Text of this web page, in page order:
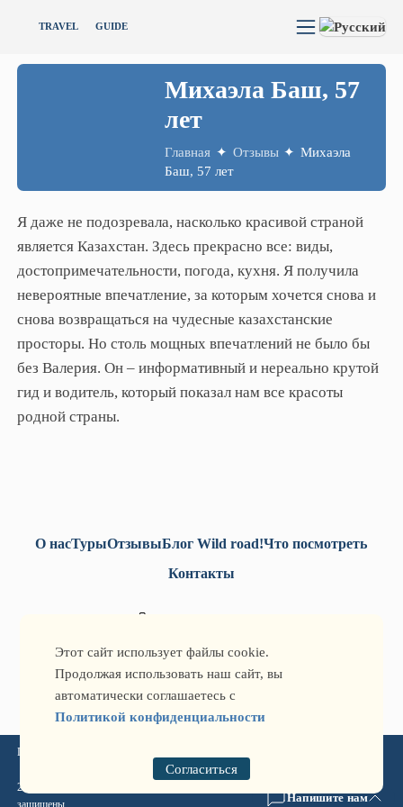
TRAVEL GUIDE
Михаэла Баш, 57
лет
Главная ✦ Отзывы ✦ Михаэла
Баш, 57 лет
Я даже не подозревала, насколько красивой страной
является Казахстан. Здесь прекрасно все: виды,
достопримечательности, погода, кухня. Я получила
невероятные впечатление, за которым хочется снова и
снова возвращаться на чудесные казахстанские
просторы. Но столь мощных впечатлений не было бы
без Валерия. Он – информативный и нереально крутой
гид и водитель, который показал нам все красоты
родной страны.
О насТурыОтзывыБлог Wild road!Что посмотреть
Контакты
info@qtg.kz
Политика конфиденциальности
2026 © Qazaqstan Travel Guide: туры по Казахстану и Кыргызстану ® Все права
Напишите нам
Этот сайт использует файлы cookie.
Продолжая использовать наш сайт, вы
автоматически соглашаетесь с
Политикой конфиденциальности
Согласиться